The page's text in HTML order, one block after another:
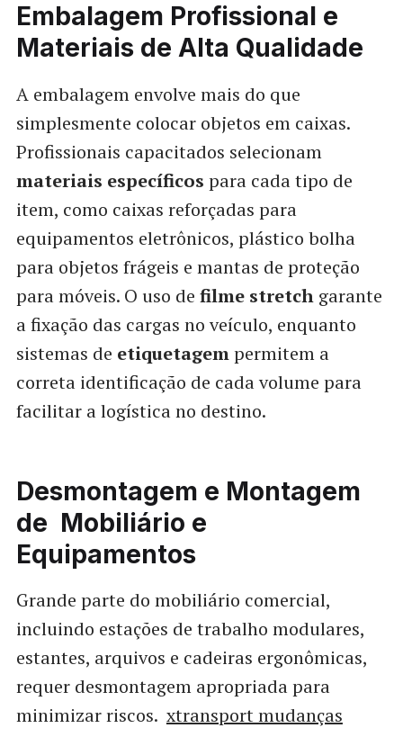
Embalagem Profissional e
Materiais de Alta Qualidade
A embalagem envolve mais do que
simplesmente colocar objetos em caixas.
Profissionais capacitados selecionam
materiais específicos para cada tipo de
item, como caixas reforçadas para
equipamentos eletrônicos, plástico bolha
para objetos frágeis e mantas de proteção
para móveis. O uso de filme stretchgarante
a fixação das cargas no veículo, enquanto
sistemas de etiquetagempermitem a
correta identificação de cada volume para
facilitar a logística no destino.
Desmontagem e Montagem
de Mobiliário e
Equipamentos
Grande parte do mobiliário comercial,
incluindo estações de trabalho modulares,
estantes, arquivos e cadeiras ergonômicas,
requer desmontagem apropriada para
minimizar riscos. xtransport mudanças